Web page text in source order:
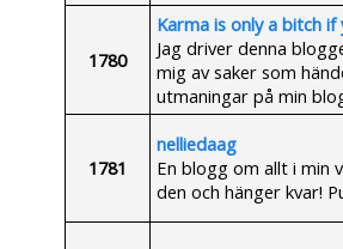
1780
Karma is only a bitch if
Jag driver denna
mig av saker som
utmaningar på min
1781
nelliedaag
En blogg om allt i min
den och hänger kvar!